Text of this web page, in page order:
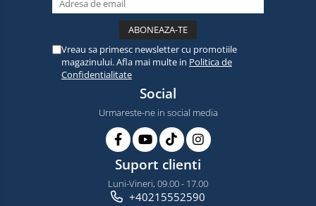
Vreau sa primesc newsletter cu promotiile
magazinului. Afla mai multe in Politica de
Confidentialitate
Social
Urmareste-ne in social media
Suport clienti
Luni-Vineri, 09.00 - 17.00
+40215552590